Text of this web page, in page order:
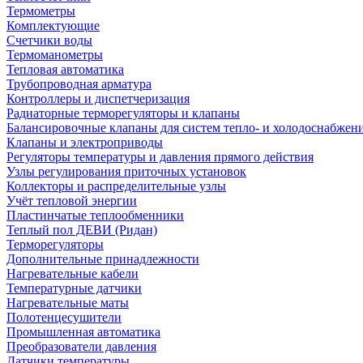
Термометры
Комплектующие
Счетчики воды
Термоманометры
Тепловая автоматика
Трубопроводная арматура
Контроллеры и диспетчеризация
Радиаторные терморегуляторы и клапаны
Балансировочные клапаны для систем тепло- и
Клапаны и электроприводы
Регуляторы температуры и давления прямого действия
Узлы регулирования приточных установок
Коллекторы и распределительные узлы
Учёт тепловой энергии
Пластинчатые теплообменники
Теплый пол ДЕВИ (Ридан)
Терморегуляторы
Дополнительные принадлежности
Нагревательные кабели
Температурные датчики
Нагревательные маты
Полотенцесушители
Промышленная автоматика
Преобразователи давления